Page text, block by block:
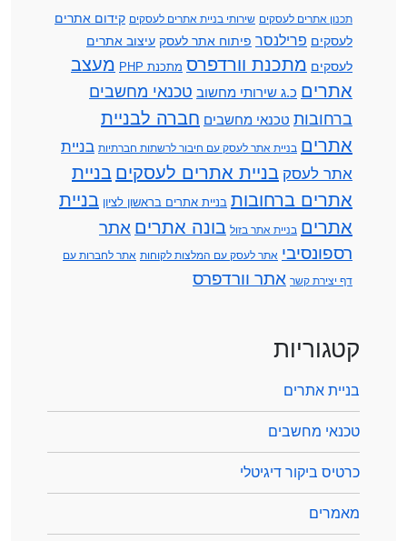
תכנון אתרים לעסקים שירותי בניית אתרים לעסקים קידום אתרים
לעסקים פרילנסר פיתוח אתר לעסק עיצוב אתרים
לעסקים מתכנת וורדפרס מתכנת PHP
מעצב
אתרים כ.ג שירותי מחשוב טכנאי מחשבים
ברחובות טכנאי מחשבים חברה לבניית
אתרים בניית אתר לעסק עם חיבור לרשתות חברתיות בניית
אתר לעסק בניית אתרים לעסקים בניית
אתרים ברחובות בניית אתרים בראשון לציון בניית
אתרים בניית אתר בזול בונה אתרים אתר
רספונסיבי אתר לעסק עם המלצות לקוחות אתר לחברות עם
דף יצירת קשר אתר וורדפרס
קטגוריות
בניית אתרים
טכנאי מחשבים
כרטיס ביקור דיגיטלי
מאמרים